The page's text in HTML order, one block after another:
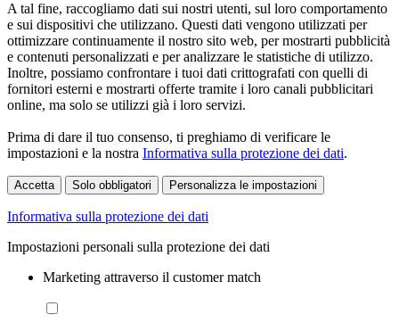
A tal fine, raccogliamo dati sui nostri utenti, sul loro comportamento
e sui dispositivi che utilizzano. Questi dati vengono utilizzati per
ottimizzare continuamente il nostro sito web, per mostrarti pubblicità
e contenuti personalizzati e per analizzare le statistiche di utilizzo.
Inoltre, possiamo confrontare i tuoi dati crittografati con quelli di
fornitori esterni e mostrarti offerte tramite i loro canali pubblicitari
online, ma solo se utilizzi già i loro servizi.
Prima di dare il tuo consenso, ti preghiamo di verificare le
impostazioni e la nostra Informativa sulla protezione dei dati.
Accetta Solo obbligatori Personalizza le impostazioni
Informativa sulla protezione dei dati
Impostazioni personali sulla protezione dei dati
Marketing attraverso il customer match